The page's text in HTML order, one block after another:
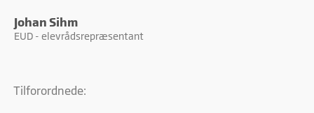
Johan Sihm
EUD - elevrådsrepræsentant
Tilforordnede: